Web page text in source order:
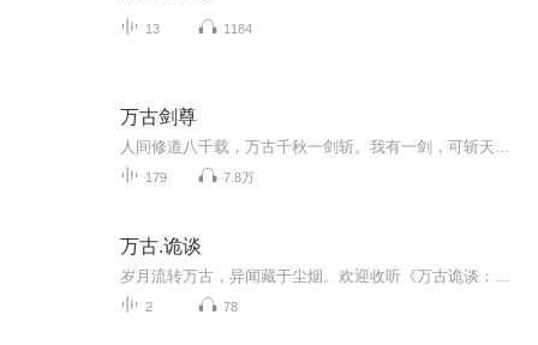
13 1184
万古剑尊
179 7.8万
万古.诡谈
2 78